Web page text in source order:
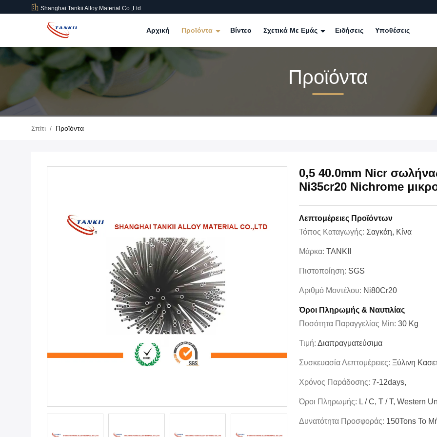
Shanghai Tankii Alloy Material Co.,Ltd
Αρχική Προϊόντα Βίντεο Σχετικά Με Εμάς Ειδήσεις Υποθέσεις
Προϊόντα
Σπίτι / Προϊόντα
0,5 40.0mm Nicr
Ni35cr20 Nichrome
Λεπτομέρειες Προϊόντων
Τόπος Καταγωγής: Σαγκάη, Κίνα
Μάρκα: TANKII
Πιστοποίηση: SGS
Αριθμό Μοντέλου: Ni80Cr20
Όροι Πληρωμής & Ναυτιλίας
Ποσότητα Παραγγελίας Min: 30 Kg
Τιμή: Διαπραγματεύσιμα
Συσκευασία Λεπτομέρειες: Ξύλινη
Χρόνος Παράδοσης: 7-12days,
Όροι Πληρωμής: L / C, T / T, Western
Δυνατότητα Προσφοράς: 150Tons Το